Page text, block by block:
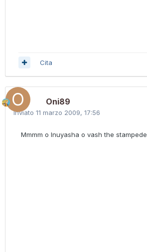
Cita
Oni89
Inviato 11 marzo 2009, 17:56
Mmmm o Inuyasha o vash the stampede